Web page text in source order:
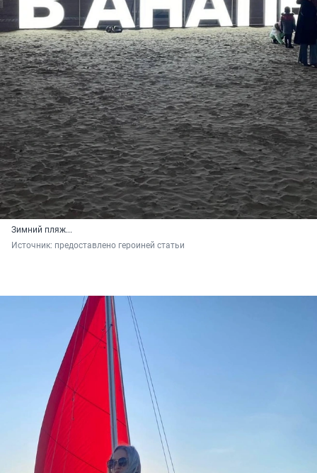
Зимний пляж...
Источник: предоставлено героиней статьи